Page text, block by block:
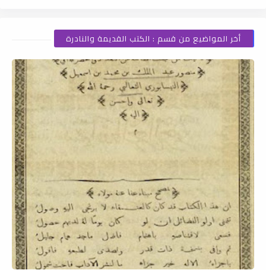
أخر المواضيع من قسم : الكتب القديمة والنادرة